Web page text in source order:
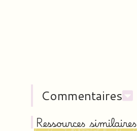
Commentaires
Ressources similaires